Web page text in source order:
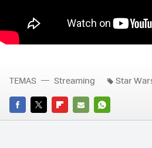
FACEBOOK
TWITTERFLIPBOARD
E-
WHATSAPP
TEMAS Streaming Star